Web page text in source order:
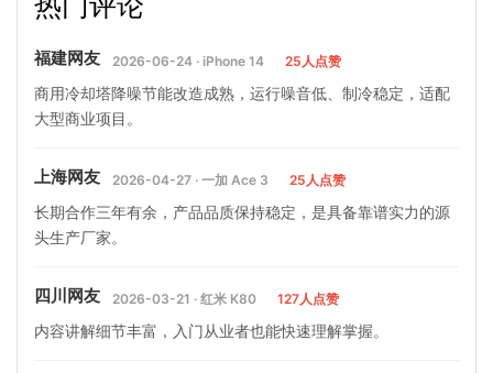
有何区别(冷却塔水轮机厂…
福建网友 2026-06-24 · iPhone 14 25人点赞
商用冷却塔降噪节能改造成熟，运行噪音低、制冷稳定，适配
大型商业项目。
上海网友 2026-04-27 · 一加 Ace 3 25人点赞
长期合作三年有余，产品品质保持稳定，是具备靠谱实力的源
头生产厂家。
四川网友 2026-03-21 · 红米 K80 127人点赞
内容讲解细节丰富，入门从业者也能快速理解掌握。